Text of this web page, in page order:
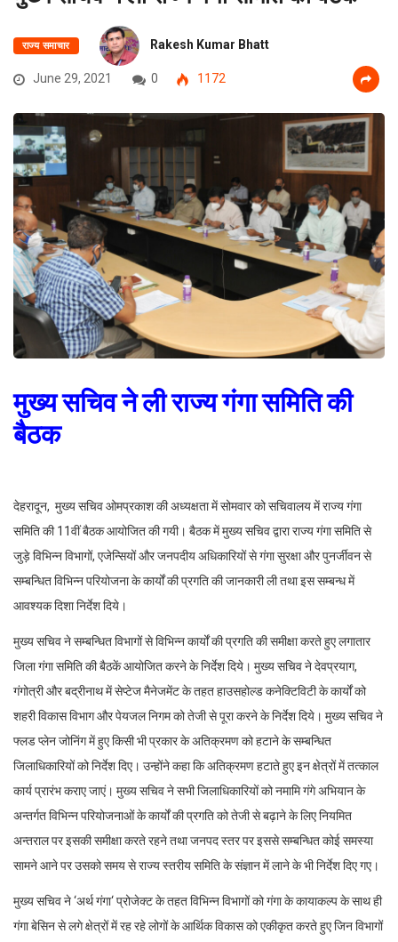
राज्य समाचार Rakesh Kumar Bhatt
June 29, 2021 0 1172
मुख्य सचिव ने ली राज्य गंगा समिति की
बैठक
देहरादून, मुख्य सचिव ओमप्रकाश की अध्यक्षता में सोमवार को सचिवालय में राज्य गंगा
समिति की 11वीं बैठक आयोजित की गयी। बैठक में मुख्य सचिव द्वारा राज्य गंगा समिति से
जुड़े विभिन्न विभागों, एजेन्सियों और जनपदीय अधिकारियों से गंगा सुरक्षा और पुनर्जीवन से
सम्बन्धित विभिन्न परियोजना के कार्यों की प्रगति की जानकारी ली तथा इस सम्बन्ध में
आवश्यक दिशा निर्देश दिये।
मुख्य सचिव ने सम्बन्धित विभागों से विभिन्न कार्यों की प्रगति की समीक्षा करते हुए लगातार
जिला गंगा समिति की बैठकें आयोजित करने के निर्देश दिये। मुख्य सचिव ने देवप्रयाग,
गंगोत्री और बद्रीनाथ में सेप्टेज मैनेजमेंट के तहत हाउसहोल्ड कनेक्टिविटी के कार्यों को
शहरी विकास विभाग और पेयजल निगम को तेजी से पूरा करने के निर्देश दिये। मुख्य सचिव ने
फ्लड प्लेन जोनिंग में हुए किसी भी प्रकार के अतिक्रमण को हटाने के सम्बन्धित
जिलाधिकारियों को निर्देश दिए। उन्होंने कहा कि अतिक्रमण हटाते हुए इन क्षेत्रों में तत्काल
कार्य प्रारंभ कराए जाएं। मुख्य सचिव ने सभी जिलाधिकारियों को नमामि गंगे अभियान के
अन्तर्गत विभिन्न परियोजनाओं के कार्यों की प्रगति को तेजी से बढ़ाने के लिए नियमित
अन्तराल पर इसकी समीक्षा करते रहने तथा जनपद स्तर पर इससे सम्बन्धित कोई समस्या
सामने आने पर उसको समय से राज्य स्तरीय समिति के संज्ञान में लाने के भी निर्देश दिए गए।
मुख्य सचिव ने ‘अर्थ गंगा‘ प्रोजेक्ट के तहत विभिन्न विभागों को गंगा के कायाकल्प के साथ ही
गंगा बेसिन से लगे क्षेत्रों में रह रहे लोगों के आर्थिक विकास को एकीकृत करते हुए जिन विभागों